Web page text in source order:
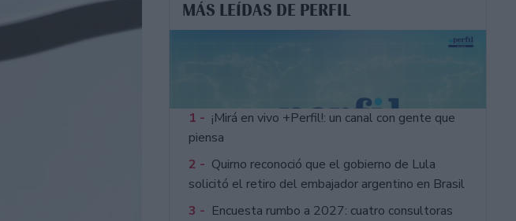
MÁS LEÍDAS DE PERFIL
1 - ¡Mirá en vivo +Perfil!: un canal con gente que
piensa
2 - Quirno reconoció que el gobierno de Lula
solicitó el retiro del embajador argentino en Brasil
3 - Encuesta rumbo a 2027: cuatro consultoras